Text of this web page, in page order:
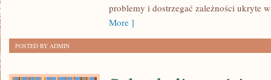
problemy i dostrzegać zależności ukryte
More ]
POSTED BY ADMIN